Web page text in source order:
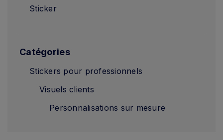
Sticker
Catégories
Stickers pour professionnels
Visuels clients
Personnalisations sur mesure